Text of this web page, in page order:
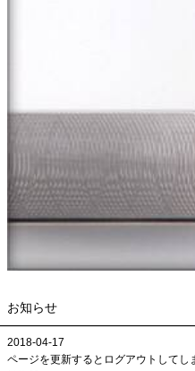
お知らせ
2018-04-17
ページを更新するとログアウトして